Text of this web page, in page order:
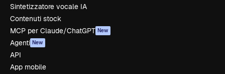
Sintetizzatore vocale IA
Contenuti stock
MCP per Claude/ChatGPT New
Agenti New
API
App mobile